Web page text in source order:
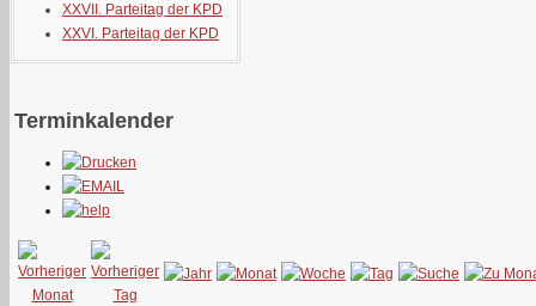
XXVII. Parteitag der KPD
XXVI. Parteitag der KPD
Terminkalender